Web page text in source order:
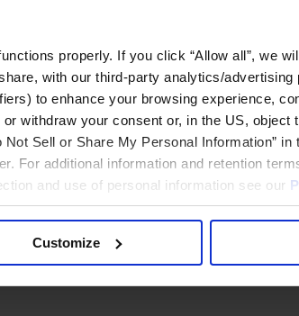
properly. If you click “Allow all”, we
with our third-party analytics/
to enhance your browsing experience,
withdraw your consent or, in the US, object
Sell or Share My Personal Information” in
For additional information and retention
and use of personal information see our
Customize